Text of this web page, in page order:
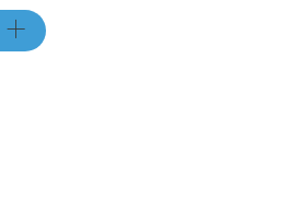
(CE LIEN OUVRE UN FICHIER)